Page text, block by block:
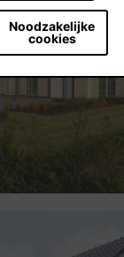
Noodzakelijke
cookies